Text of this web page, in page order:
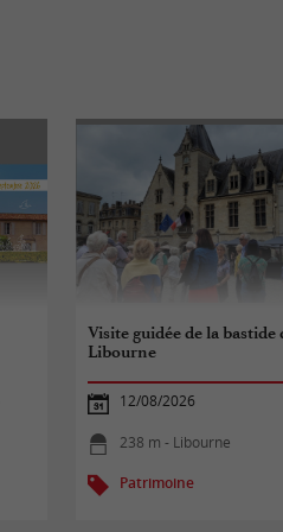
Visite guidée de la bastide
Libourne
12/08/2026
238 m - Libourne
Patrimoine